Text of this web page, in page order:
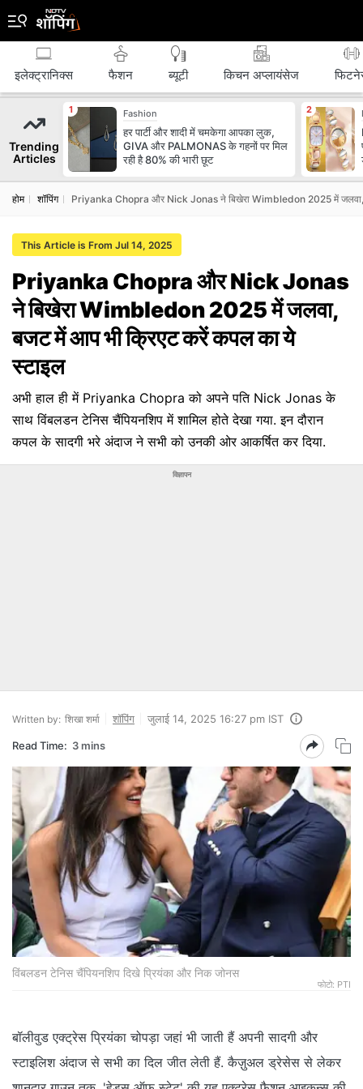
इलेक्ट्रानिक्स फैशन ब्‍यूटी किचन अप्लायंसेज
Trending
Articles
Fashion
हर पार्टी और शादी में चमकेगा आपका लुक,
GIVA और PALMONAS के गहनों पर मिल
रही है 80% की भारी छूट
होम शॉपिंग Priyanka Chopra और Nick Jonas ने बिखेरा Wimbledon 2025 में
This Article is From Jul 14, 2025
Priyanka Chopra और Nick Jonas
ने बिखेरा Wimbledon 2025 में जलवा,
बजट में आप भी क्रिएट करें कपल का ये
स्‍टाइल
अभी हाल ही में Priyanka Chopra को अपने पति Nick Jonas के
साथ विंबलडन टेनिस चैंपियनशिप में शामिल होते देखा गया. इन दौरान
कपल के सादगी भरे अंदाज ने सभी को उनकी ओर आकर्षित कर दिया.
विज्ञापन
Written by: शिखा शर्मा शॉपिंग जुलाई 14, 2025 16:27 pm IST
Read Time: 3 mins
विंबलडन टेनिस चैंपियनशिप दिखे प्रियंका और निक जोनस
फाेटो: PTI
बॉलीवुड एक्‍ट्रेस प्रियंका चोपड़ा जहां भी जाती हैं अपनी सादगी और
स्टाइलिश अंदाज से सभी का दिल जीत लेती हैं. कैज़ुअल ड्रेसेस से लेकर